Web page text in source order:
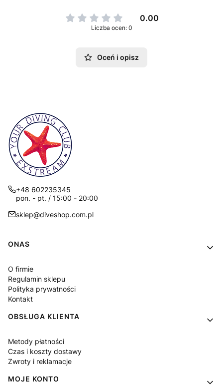
0.00
Liczba ocen: 0
Oceń i opisz
+48 602235345
pon. - pt. / 15:00 - 20:00
sklep@diveshop.com.pl
Linki w stopce
ONAS
O firmie
Regulamin sklepu
Polityka prywatności
Kontakt
OBSŁUGA KLIENTA
Metody płatności
Czas i koszty dostawy
Zwroty i reklamacje
MOJE KONTO